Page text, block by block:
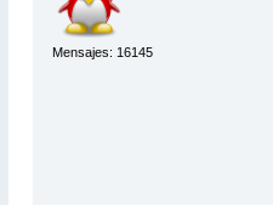
Mensajes: 16145